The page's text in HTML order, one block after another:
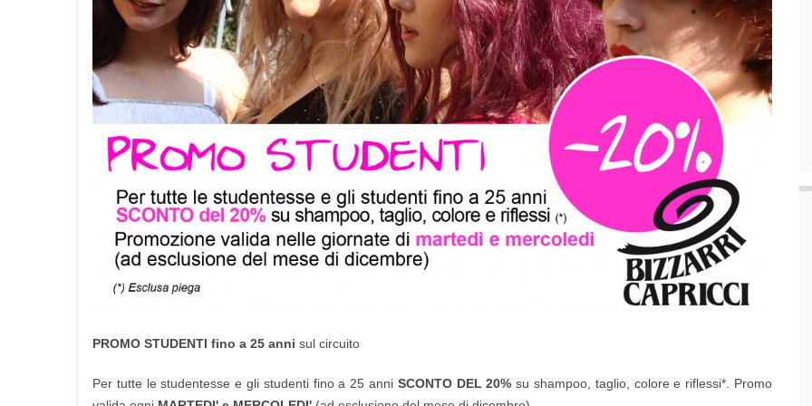
PROMO STUDENTI fino a 25 anni sul circuito
Per tutte le studentesse e gli studenti fino a 25 anni SCONTO DEL 20% su shampoo, taglio, colore e riflessi*. Promo